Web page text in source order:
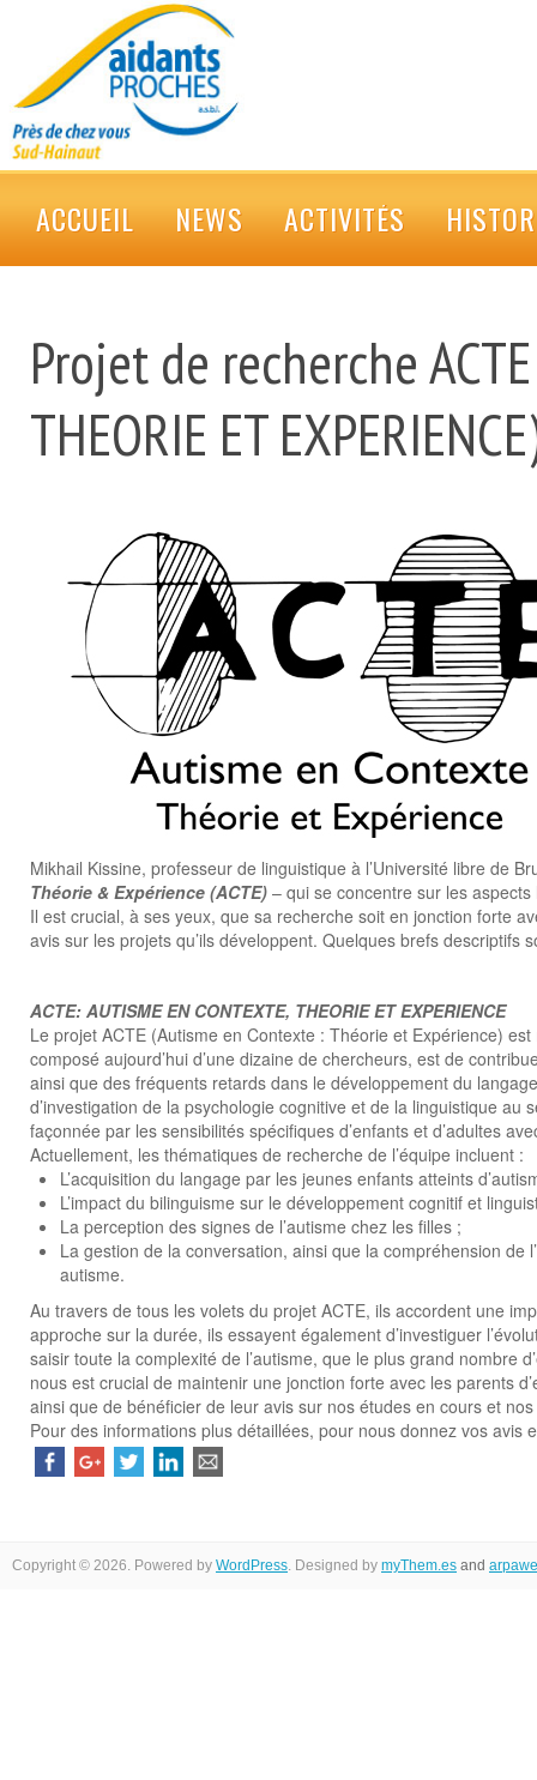
ACCUEIL NEWS ACTIVITÉS
Projet de recherche
THEORIE ET
Mikhail Kissine, professeur de linguistique à l’Université libre de
Théorie & Expérience (ACTE) – qui se concentre sur les
Il est crucial, à ses yeux, que sa recherche soit en jonction forte
avis sur les projets qu’ils développent. Quelques brefs descriptifs
ACTE: AUTISME EN CONTEXTE, THEORIE ET EXPERIENCE
Le projet ACTE (Autisme en Contexte : Théorie et Expérience)
composé aujourd’hui d’une dizaine de chercheurs, est de
ainsi que des fréquents retards dans le développement du
d’investigation de la psychologie cognitive et de la linguistique
façonnée par les sensibilités spécifiques d’enfants et d’adultes
Actuellement, les thématiques de recherche de l’équipe incluent :
L’acquisition du langage par les jeunes enfants atteints
L’impact du bilinguisme sur le développement cognitif et
La perception des signes de l’autisme chez les filles ;
La gestion de la conversation, ainsi que la compréhension
autisme.
Au travers de tous les volets du projet ACTE, ils accordent une
approche sur la durée, ils essayent également d’investiguer
saisir toute la complexité de l’autisme, que le plus grand nombre
nous est crucial de maintenir une jonction forte avec les parents
ainsi que de bénéficier de leur avis sur nos études en cours et
Pour des informations plus détaillées, pour nous donnez vos
Copyright © 2026. Powered by WordPress. Designed by myThem.es and